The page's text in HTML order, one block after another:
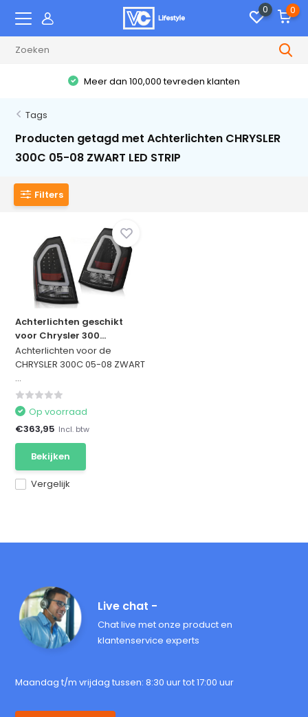
0 0
Meer dan 100,000 tevreden klanten
Tags
Producten getagd met Achterlichten CHRYSLER
300C 05-08 ZWART LED STRIP
Filters
Achterlichten geschikt
voor Chrysler 300...
Achterlichten voor de
CHRYSLER 300C 05-08 ZWART
...
Vergelijk
Op voorraad
€363,95 Incl. btw
Bekijken
Live chat -
Chat live met onze product en
klantenservice experts
Maandag t/m vrijdag tussen: 8:30 uur tot 17:00 uur